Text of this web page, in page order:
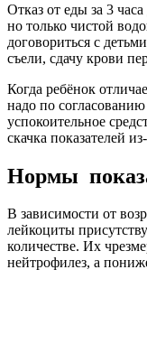
Отказ от еды за 3
но только чистой
договориться с
съели, сдачу крови
Когда ребёнок
надо по
успокоительное
скачка показателей
Нормы
В зависимости от
лейкоциты
количестве. Их
нейтрофилез, а